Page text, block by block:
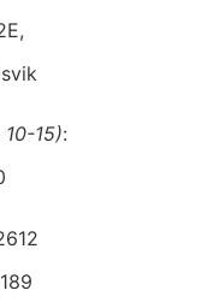
15):